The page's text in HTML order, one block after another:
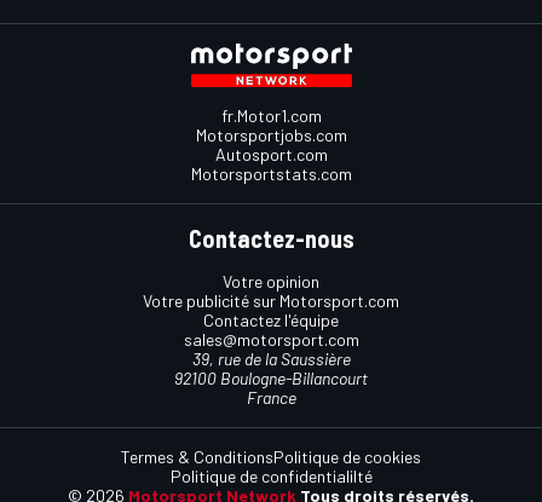
fr.Motor1.com
Motorsportjobs.com
Autosport.com
Motorsportstats.com
Contactez-nous
Votre opinion
Votre publicité sur Motorsport.com
Contactez l'équipe
sales@motorsport.com
39, rue de la Saussière
92100 Boulogne-Billancourt
France
© 2026 Motorsport Network Tous droits réservés.
Termes & ConditionsPolitique de cookies
Politique de confidentialilté